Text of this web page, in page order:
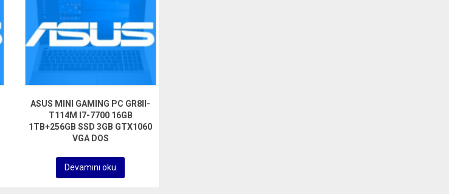
ASUS MINI GAMING PC GR8II-
T114M I7-7700 16GB
1TB+256GB SSD 3GB GTX1060
VGA DOS
Devamını oku